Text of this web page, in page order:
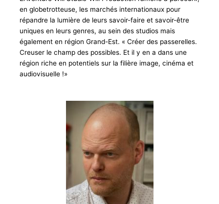
en globetrotteuse, les marchés internationaux pour
répandre la lumière de leurs savoir-faire et savoir-être
uniques en leurs genres, au sein des studios mais
également en région Grand-Est. « Créer des passerelles.
Creuser le champ des possibles. Et il y en a dans une
région riche en potentiels sur la filière image, cinéma et
audiovisuelle !»